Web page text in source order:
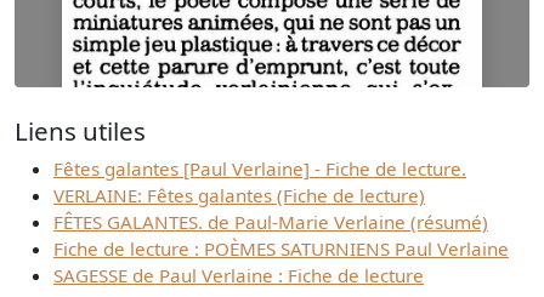
Télécharger
gratuitement
ce document
Liens utiles
Fêtes galantes [Paul Verlaine] - Fiche de lecture.
VERLAINE: Fêtes galantes (Fiche de lecture)
FÊTES GALANTES. de Paul-Marie Verlaine (résumé)
Fiche de lecture : POÈMES SATURNIENS Paul Verlaine
SAGESSE de Paul Verlaine : Fiche de lecture